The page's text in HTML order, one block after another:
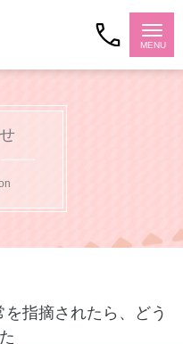
指摘されたら、どう